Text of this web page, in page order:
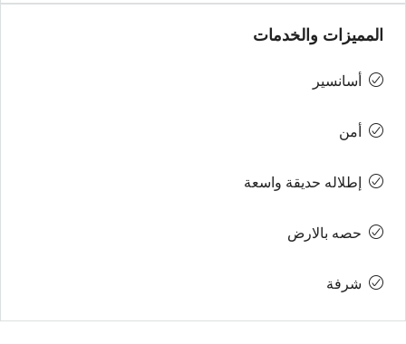
المميزات والخدمات
أسانسير
أمن
إطلاله حديقة واسعة
حصه بالارض
شرفة